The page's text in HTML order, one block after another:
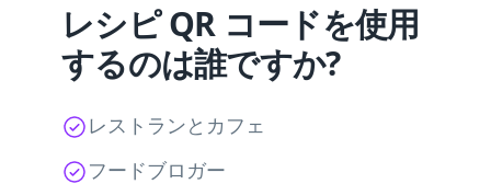
レシピ QR コードを使用
するのは誰ですか?
レストランとカフェ
フードブロガー